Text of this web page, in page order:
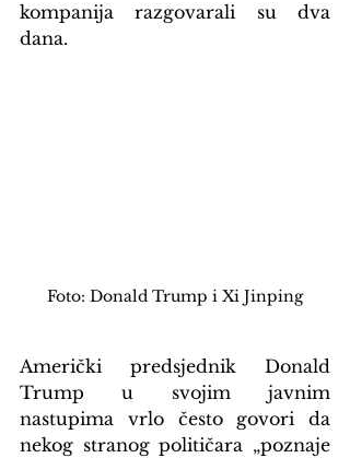
kompanija razgovarali su dva
dana.
Foto: Donald Trump i Xi Jinping
Američki predsjednik Donald
Trump u svojim javnim
nastupima vrlo često govori da
nekog stranog političara „poznaje